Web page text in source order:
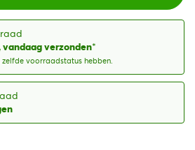
vandaag verzonden*
voorraadstatus hebben.